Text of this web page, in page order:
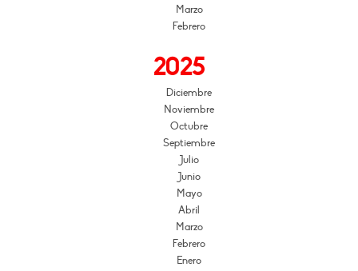
Marzo
Febrero
2025
Diciembre
Noviembre
Octubre
Septiembre
Julio
Junio
Mayo
Abril
Marzo
Febrero
Enero